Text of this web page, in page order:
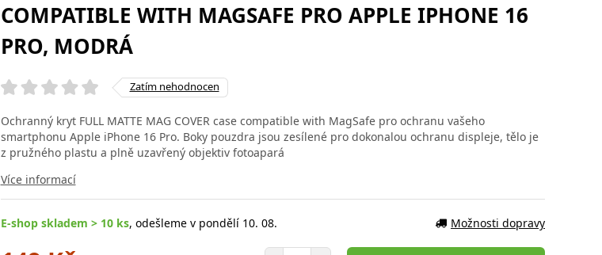
COMPATIBLE WITH MAGSAFE PRO APPLE IPHONE 16
PRO, MODRÁ
Zatím nehodnocen
Ochranný kryt FULL MATTE MAG COVER case compatible with MagSafe pro ochranu vašeho
smartphonu Apple iPhone 16 Pro. Boky pouzdra jsou zesílené pro dokonalou ochranu displeje, tělo je
z pružného plastu a plně uzavřený objektiv fotoapará
Více informací
E-shop skladem > 10 ks, odešleme v pondělí 10. 08. Možnosti dopravy